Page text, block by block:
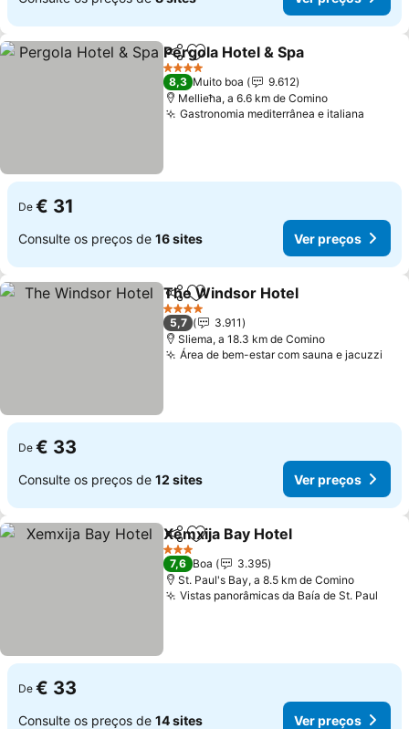
PartilharAdicionar aos favoritos
Pergola Hotel & Spa
4 Estrelas
8,3 Muito boa
9.612
Mellieħa, a 6.6 km de Comino
Gastronomia mediterrânea e italiana
De € 31
Consulte os preços de 16 sites Ver preços
PartilharAdicionar aos favoritos
The Windsor Hotel
4 Estrelas
5,7
3.911
Sliema, a 18.3 km de Comino
Área de bem-estar com sauna e jacuzzi
De € 33
Consulte os preços de 12 sites Ver preços
PartilharAdicionar aos favoritos
Xemxija Bay Hotel
3 Estrelas
7,6 Boa
3.395
St. Paul's Bay, a 8.5 km de Comino
Vistas panorâmicas da Baía de St. Paul
De € 33
Consulte os preços de 14 sites Ver preços